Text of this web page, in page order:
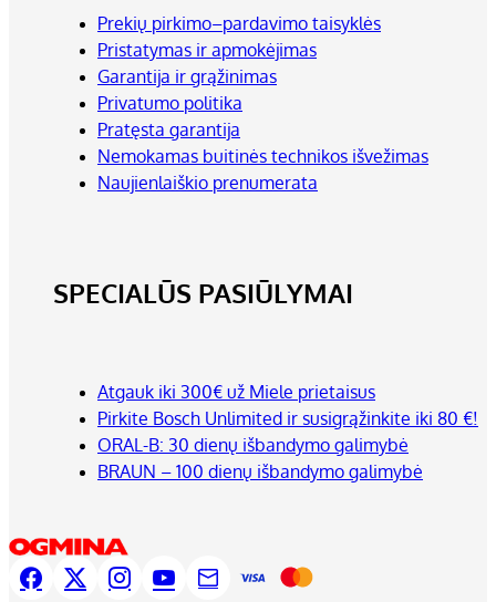
Prekių pirkimo–pardavimo taisyklės
Pristatymas ir apmokėjimas
Garantija ir grąžinimas
Privatumo politika
Pratęsta garantija
Nemokamas buitinės technikos išvežimas
Naujienlaiškio prenumerata
SPECIALŪS PASIŪLYMAI
Atgauk iki 300€ už Miele prietaisus
Pirkite Bosch Unlimited ir susigrąžinkite iki 80 €!
ORAL-B: 30 dienų išbandymo galimybė
BRAUN – 100 dienų išbandymo galimybė